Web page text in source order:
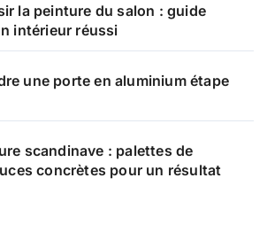
la peinture du salon : guide
intérieur réussi
une porte en aluminium étape
scandinave : palettes de
concrètes pour un résultat